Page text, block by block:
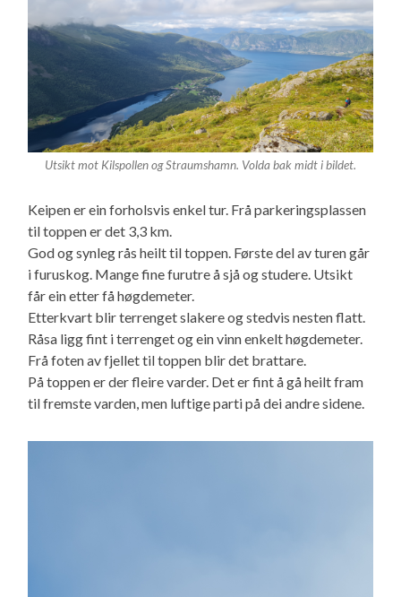
Utsikt mot Kilspollen og Straumshamn. Volda bak midt i bildet.
Keipen er ein forholsvis enkel tur. Frå parkeringsplassen
til toppen er det 3,3 km.
God og synleg rås heilt til toppen. Første del av turen går
i furuskog. Mange fine furutre å sjå og studere. Utsikt
får ein etter få høgdemeter.
Etterkvart blir terrenget slakere og stedvis nesten flatt.
Råsa ligg fint i terrenget og ein vinn enkelt høgdemeter.
Frå foten av fjellet til toppen blir det brattare.
På toppen er der fleire varder. Det er fint å gå heilt fram
til fremste varden, men luftige parti på dei andre sidene.